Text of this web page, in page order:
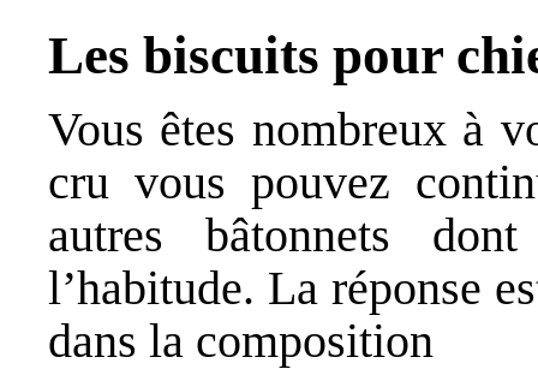
Les biscuits pour
Vous êtes nombreux à
cru vous pouvez
autres bâtonnets
l’habitude. La réponse
dans la composition